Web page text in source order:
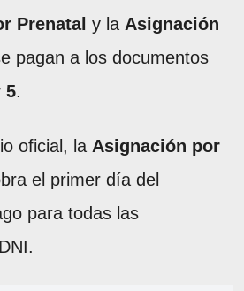
Prenatal y la Asignación
pagan a los documentos
5.
oficial, la Asignación por
el primer día del
para todas las